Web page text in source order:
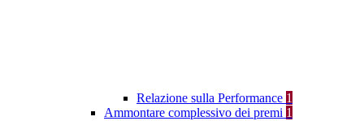
Relazione sulla Performance 1
Ammontare complessivo dei premi 1